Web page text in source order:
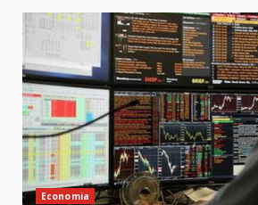
Economia